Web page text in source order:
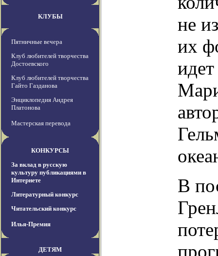
КЛУБЫ
Пятничные вечера
Клуб любителей творчества
Достоевского
Клуб любителей творчества
Гайто Газданова
Энциклопедия Андрея
Платонова
Мастерская перевода
КОНКУРСЫ
За вклад в русскую
культуру публикациями в
Интернете
Литературный конкурс
Читательский конкурс
Илья-Премия
ДЕТЯМ
не
их
В